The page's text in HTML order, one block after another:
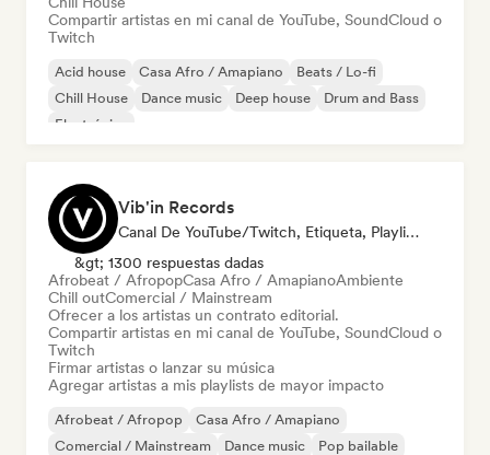
Compartir artistas en mi canal de YouTube, SoundCloud o
Twitch
Acid house Casa Afro / Amapiano
Beats / Lo-fi
Chill House
Dance music Deep house
Drum and Bass
Electrónica
Vib'in Records
Canal De YouTube/Twitch, Etiqueta, Playlist Curator, Editor
&gt; 1300 respuestas dadas
Afrobeat / AfropopCasa Afro / AmapianoAmbiente
Chill outComercial / Mainstream
Ofrecer a los artistas un contrato editorial.
Compartir artistas en mi canal de YouTube, SoundCloud o
Twitch
Firmar artistas o lanzar su música
Agregar artistas a mis playlists de mayor impacto
Afrobeat / Afropop
Casa Afro / Amapiano
Comercial / Mainstream
Dance music
Pop bailable